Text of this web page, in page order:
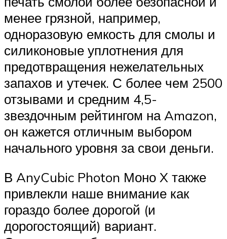
менее грязной, например,
одноразовую емкость для смолы и
силиконовые уплотнения для
предотвращения нежелательных
запахов и утечек. С более чем 2500
отзывами и средним 4,5-
звездочным рейтингом на Amazon,
он кажется отличным выбором
начального уровня за свои деньги.
В AnyCubic Photon Моно X также
привлекли наше внимание как
гораздо более дорогой (и
дорогостоящий) вариант.